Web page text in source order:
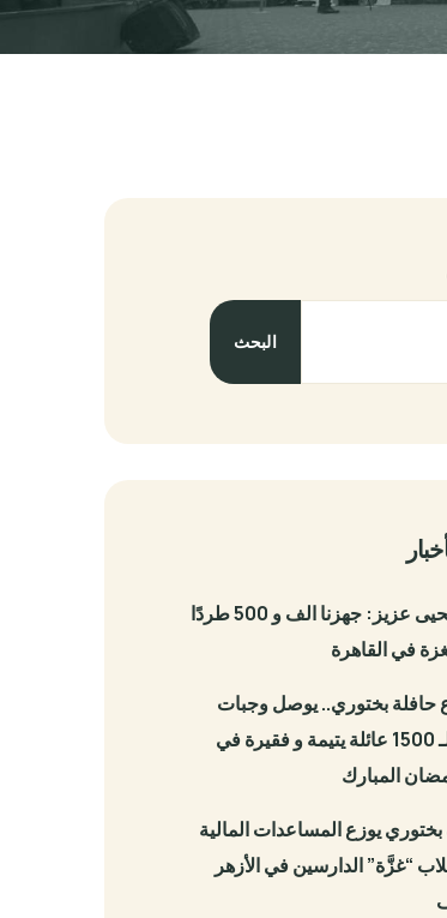
البحث
محمد يحيى عزيز: جهزنا الف و 500 طردًا
في القاهرة
بختوري.. يوصل وجبات
إفطار لـ 1500 عائلة يتيمة و فقيرة في
المبارك
يوزع المساعدات المالية
“غزَّة” الدارسين في الأزهر